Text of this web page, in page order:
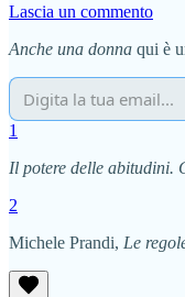
Lascia un commento
Anche una donna qui è
1
Il potere delle abitudini.
2
Michele Prandi, Le